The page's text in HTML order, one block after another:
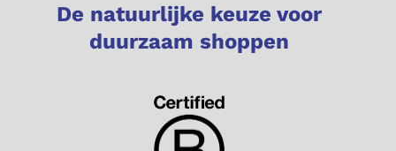
De natuurlijke keuze voor
duurzaam shoppen